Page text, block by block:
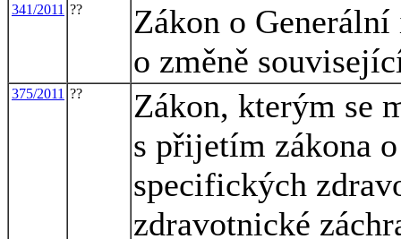
341/2011 ??
Zákon o
o změně
375/2011 ??
Zákon, kterým se
s přijetím zákona
specifických
zdravotnické